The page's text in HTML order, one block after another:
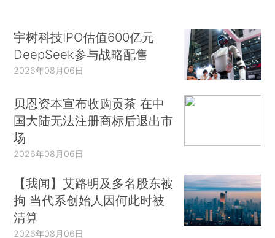
宇树科技IPO估值600亿元
DeepSeek参与战略配售
2026年08月06日
贝恩资本宣布收购贡茶 在中
国大陆无法注册商标后退出市
场
2026年08月06日
【我闻】艾路明及多名股东被
拘 当代系创始人因何此时被
清算
2026年08月06日